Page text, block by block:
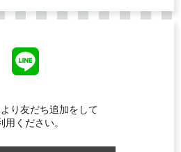
り友だち追加をして
用ください。